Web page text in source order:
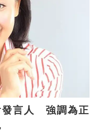
發言人 強調為正